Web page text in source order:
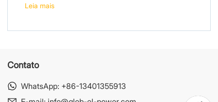
Leia mais
Contato
WhatsApp: +86-13401355913